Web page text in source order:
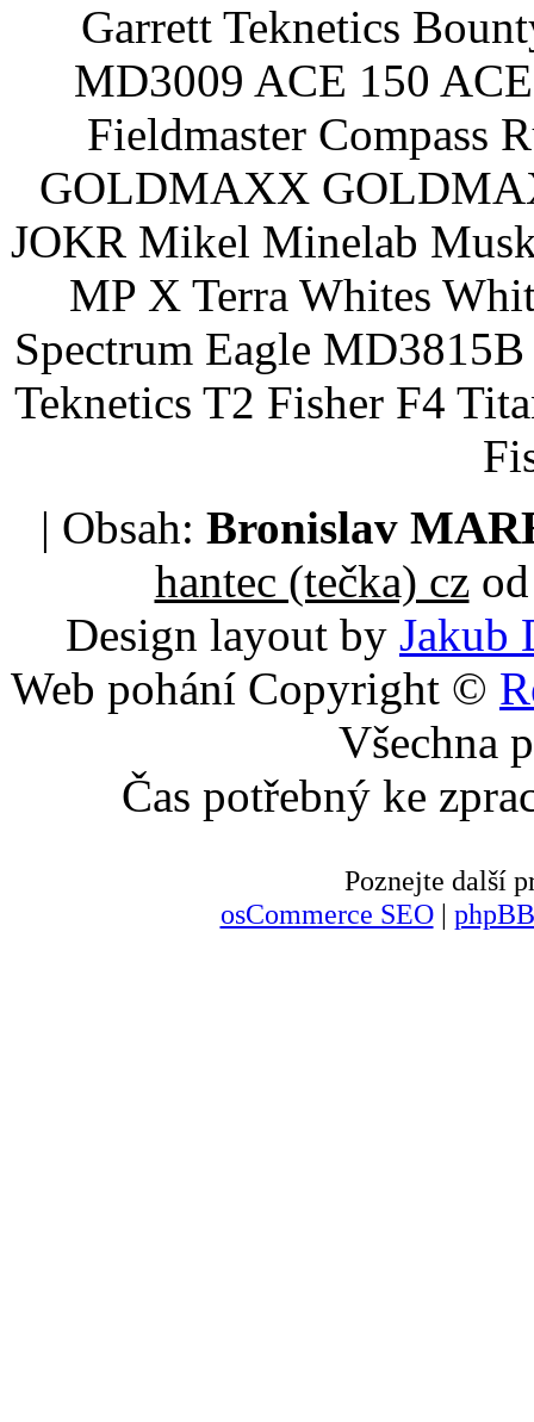
Garrett Teknetics
MD3009 ACE 150
Fieldmaster Compass
GOLDMAXX
JOKR Mikel Minelab
MP X Terra Whites
Spectrum Eagle
Teknetics T2 Fisher F4
| Obsah: Bronislav
hantec (tečka) czod
Design layout by Jakub
Web pohání Copyright ©
Všechna
Čas potřebný ke
Poznejte další
osCommerce SEO|